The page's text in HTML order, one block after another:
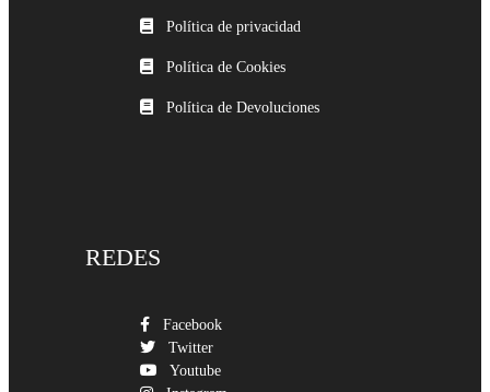
Política de privacidad
Política de Cookies
Política de Devoluciones
REDES
Facebook
Twitter
Youtube